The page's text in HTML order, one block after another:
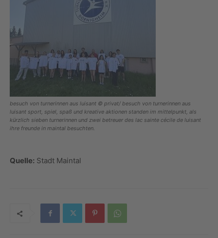
besuch von turnerinnen aus luisant © privat/ besuch von turnerinnen aus
luisant sport, spiel, spaß und kreative aktionen standen im mittelpunkt, als
kürzlich sieben turnerinnen und zwei betreuer des lac sainte cécile de luisant
ihre freunde in maintal besuchten.
Quelle: Stadt Maintal